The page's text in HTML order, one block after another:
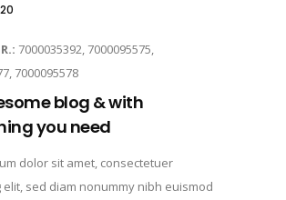
7000035392, 7000095575,
7000095578
blog & with
you need
dolor sit amet, consectetuer
elit, sed diam nonummy nibh euismod